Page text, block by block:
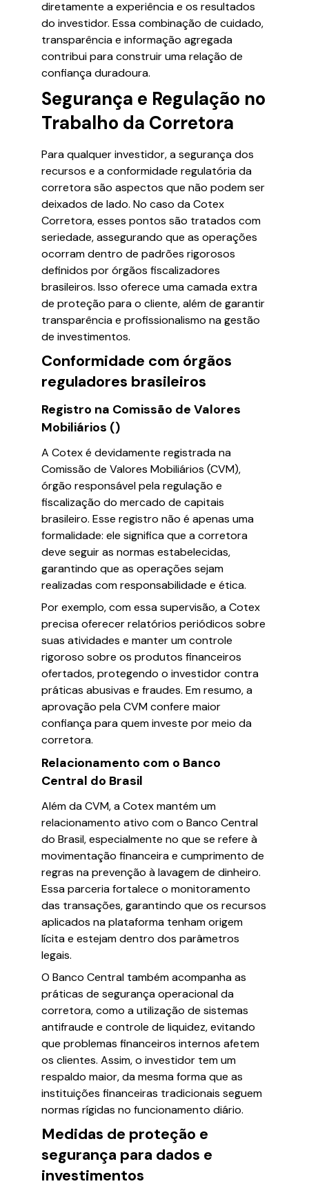
diretamente a experiência e os resultados
do investidor. Essa combinação de cuidado,
transparência e informação agregada
contribui para construir uma relação de
confiança duradoura.
Segurança e Regulação no
Trabalho da Corretora
Para qualquer investidor, a segurança dos
recursos e a conformidade regulatória da
corretora são aspectos que não podem ser
deixados de lado. No caso da Cotex
Corretora, esses pontos são tratados com
seriedade, assegurando que as operações
ocorram dentro de padrões rigorosos
definidos por órgãos fiscalizadores
brasileiros. Isso oferece uma camada extra
de proteção para o cliente, além de garantir
transparência e profissionalismo na gestão
de investimentos.
Conformidade com órgãos
reguladores brasileiros
Registro na Comissão de Valores
Mobiliários ()
A Cotex é devidamente registrada na
Comissão de Valores Mobiliários (CVM),
órgão responsável pela regulação e
fiscalização do mercado de capitais
brasileiro. Esse registro não é apenas uma
formalidade: ele significa que a corretora
deve seguir as normas estabelecidas,
garantindo que as operações sejam
realizadas com responsabilidade e ética.
Por exemplo, com essa supervisão, a Cotex
precisa oferecer relatórios periódicos sobre
suas atividades e manter um controle
rigoroso sobre os produtos financeiros
ofertados, protegendo o investidor contra
práticas abusivas e fraudes. Em resumo, a
aprovação pela CVM confere maior
confiança para quem investe por meio da
corretora.
Relacionamento com o Banco
Central do Brasil
Além da CVM, a Cotex mantém um
relacionamento ativo com o Banco Central
do Brasil, especialmente no que se refere à
movimentação financeira e cumprimento de
regras na prevenção à lavagem de dinheiro.
Essa parceria fortalece o monitoramento
das transações, garantindo que os recursos
aplicados na plataforma tenham origem
lícita e estejam dentro dos parâmetros
legais.
O Banco Central também acompanha as
práticas de segurança operacional da
corretora, como a utilização de sistemas
antifraude e controle de liquidez, evitando
que problemas financeiros internos afetem
os clientes. Assim, o investidor tem um
respaldo maior, da mesma forma que as
instituições financeiras tradicionais seguem
normas rígidas no funcionamento diário.
Medidas de proteção e
segurança para dados e
investimentos